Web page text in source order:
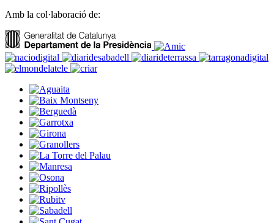
Amb la col·laboració de: